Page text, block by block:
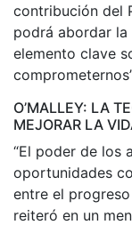
contribución del
podrá abordar
elemento clave
O’MALLEY: LA
MEJORAR LA
“El poder de los
oportunidades
entre el
reiteró en un